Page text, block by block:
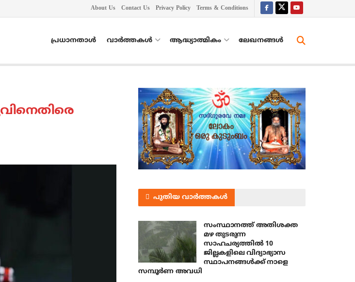
About Us Contact Us Privacy Policy Terms & Conditions
പ്രധാനതാൾ വാർത്തകൾ ആദ്ധ്യാത്മികം ലേഖനങ്ങള്‍
പുതിയ വാർത്തകൾ
സംസ്ഥാനത്ത് അതിശക്ത
മഴ തുടരുന്ന
സാഹചര്യത്തിൽ 10
ജില്ലകളിലെ വിദ്യാഭ്യാസ
സ്ഥാപനങ്ങൾക്ക് നാളെ
സമ്പൂർണ അവധി